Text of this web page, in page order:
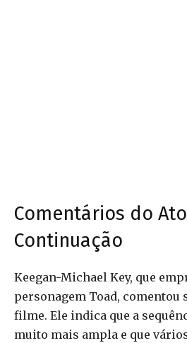
Comentários do
Continuação
Keegan-Michael Key, que
personagem Toad, comentou
filme. Ele indica que a
muito mais ampla e que